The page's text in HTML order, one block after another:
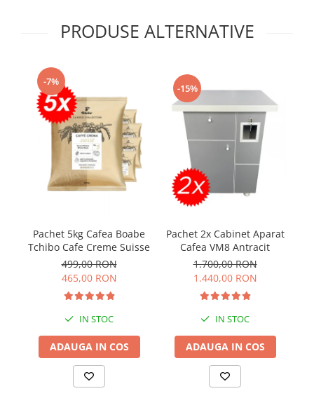
PRODUSE ALTERNATIVE
-7%
Pachet 5kg Cafea Boabe
Tchibo Cafe Creme Suisse
499,00 RON
465,00 RON
IN STOC
ADAUGA IN COS
-15%
Pachet 2x Cabinet Aparat
Cafea VM8 Antracit
1.700,00 RON
1.440,00 RON
IN STOC
ADAUGA IN COS